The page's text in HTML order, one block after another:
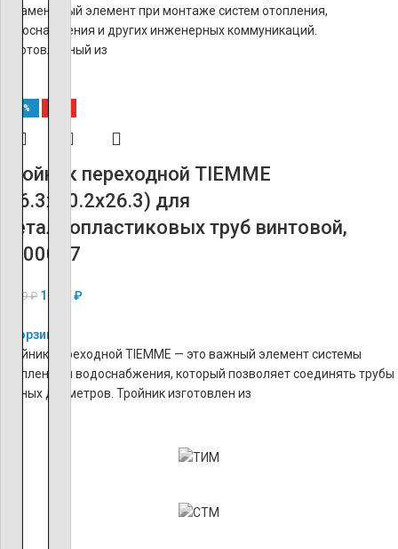
незаменимый элемент при монтаже систем отопления,
водоснабжения и других инженерных коммуникаций.
Изготовленный из
-60%
Тройник переходной TIEMME
(26.3х20.2х26.3) для
металлопластиковых труб винтовой,
1600037
3 509₽ 1 404 ₽
В корзину
Тройник переходной TIEMME — это важный элемент системы
отопления и водоснабжения, который позволяет соединять трубы
разных диаметров. Тройник изготовлен из